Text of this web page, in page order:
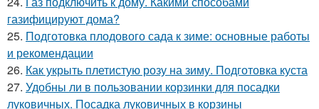
газифицируют дома?
25. Подготовка плодового сада к зиме: основные работы
и рекомендации
26. Как укрыть плетистую розу на зиму. Подготовка куста
27. Удобны ли в пользовании корзинки для посадки
луковичных. Посадка луковичных в корзины